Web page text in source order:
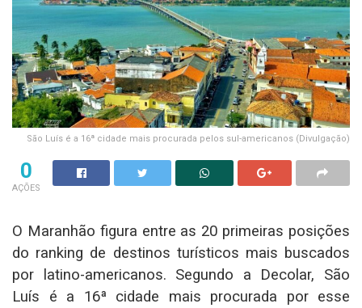
São Luís é a 16ª cidade mais procurada pelos sul-americanos (Divulgação)
0
AÇÕES
O Maranhão figura entre as 20 primeiras posições
do ranking de destinos turísticos mais buscados
por latino-americanos. Segundo a Decolar, São
Luís é a 16ª cidade mais procurada por esse